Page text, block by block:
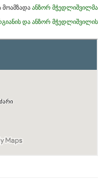
მოამზადა ანზორ მჭედლიშვილმა
და ანზორ მჭედლიშვილის